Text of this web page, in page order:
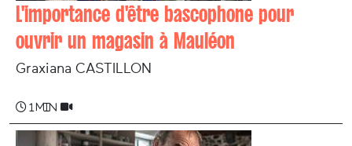
L'importance d'être bascophone pour
ouvrir un magasin à Mauléon
Graxiana CASTILLON
1 min